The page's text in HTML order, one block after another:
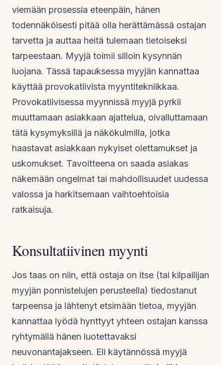
viemään prosessia eteenpäin, hänen
todennäköisesti pitää olla herättämässä ostajan
tarvetta ja auttaa heitä tulemaan tietoiseksi
tarpeestaan. Myyjä toimii silloin kysynnän
luojana. Tässä tapauksessa myyjän kannattaa
käyttää provokatiivista myyntitekniikkaa.
Provokatiivisessa myynnissä myyjä pyrkii
muuttamaan asiakkaan ajattelua, oivalluttamaan
tätä kysymyksillä ja näkökulmilla, jotka
haastavat asiakkaan nykyiset olettamukset ja
uskomukset. Tavoitteena on saada asiakas
näkemään ongelmat tai mahdollisuudet uudessa
valossa ja harkitsemaan vaihtoehtoisia
ratkaisuja.
Konsultatiivinen myynti
Jos taas on niin, että ostaja on itse (tai kilpailijan
myyjän ponnistelujen perusteella) tiedostanut
tarpeensa ja lähtenyt etsimään tietoa, myyjän
kannattaa lyödä hynttyyt yhteen ostajan kanssa
ryhtymällä hänen luotettavaksi
neuvonantajakseen. Eli käytännössä myyjä